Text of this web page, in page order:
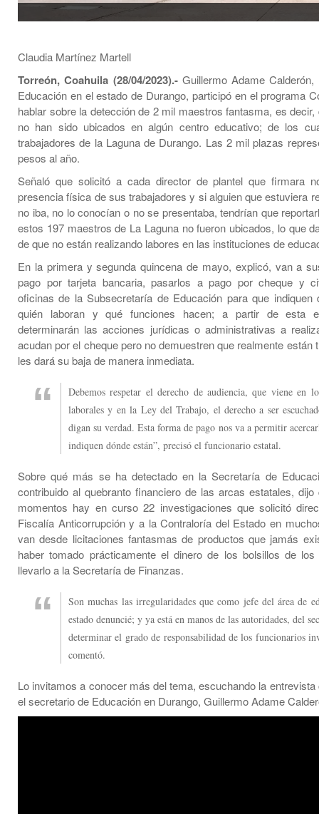
Claudia Martínez Martell
Torreón, Coahuila (28/04/2023).-Guillermo Adame Calderón,
Educación en el estado de Durango, participó en el programa
hablar sobre la detección de 2 mil maestros fantasma, es decir,
no han sido ubicados en algún centro educativo; de los
trabajadores de la Laguna de Durango. Las 2 mil plazas
pesos al año.
Señaló que solicitó a cada director de plantel que firmara
presencia física de sus trabajadores y si alguien que estuviera
no iba, no lo conocían o no se presentaba, tendrían que
estos 197 maestros de La Laguna no fueron ubicados, lo que
de que no están realizando labores en las instituciones de
En la primera y segunda quincena de mayo, explicó, van a
pago por tarjeta bancaria, pasarlos a pago por cheque y
oficinas de la Subsecretaría de Educación para que indiquen
quién laboran y qué funciones hacen; a partir de esta
determinarán las acciones jurídicas o administrativas a
acudan por el cheque pero no demuestren que realmente están
les dará su baja de manera inmediata.
Debemos respetar el derecho de audiencia, que viene en
laborales y en la Ley del Trabajo, el derecho a ser
digan su verdad. Esta forma de pago nos va a permitir
indiquen dónde están”, precisó el funcionario estatal.
Sobre qué más se ha detectado en la Secretaría de
contribuido al quebranto financiero de las arcas estatales,
momentos hay en curso 22 investigaciones que solicitó
Fiscalía Anticorrupción y a la Contraloría del Estado en
van desde licitaciones fantasmas de productos que jamás
haber tomado prácticamente el dinero de los bolsillos de
llevarlo a la Secretaría de Finanzas.
Son muchas las irregularidades que como jefe del área de
estado denuncié; y ya está en manos de las autoridades, del
determinar el grado de responsabilidad de los funcionarios
comentó.
Lo invitamos a conocer más del tema, escuchando la
el secretario de Educación en Durango, Guillermo Adame